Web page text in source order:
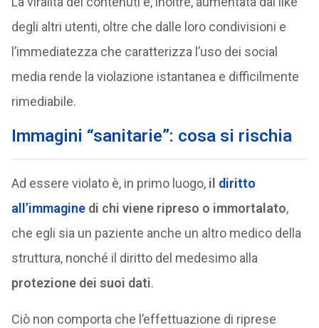
degli altri utenti, oltre che dalle loro condivisioni e
l’immediatezza che caratterizza l’uso dei social
media rende la violazione istantanea e difficilmente
rimediabile.
Immagini “sanitarie”: cosa si rischia
Ad essere violato è, in primo luogo, il diritto
all’immaginedi chi viene ripreso o immortalato,
che egli sia un paziente anche un altro medico della
struttura, nonché il diritto del medesimo alla
protezione dei suoi dati.
Ciò non comporta che l’effettuazione di riprese